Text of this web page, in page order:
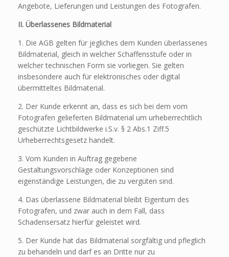
Angebote, Lieferungen und Leistungen des Fotografen.
II. Überlassenes Bildmaterial
1. Die AGB gelten für jegliches dem Kunden überlassenes
Bildmaterial, gleich in welcher Schaffensstufe oder in
welcher technischen Form sie vorliegen. Sie gelten
insbesondere auch für elektronisches oder digital
übermitteltes Bildmaterial.
2. Der Kunde erkennt an, dass es sich bei dem vom
Fotografen gelieferten Bildmaterial um urheberrechtlich
geschützte Lichtbildwerke i.S.v. § 2 Abs.1 Ziff.5
Urheberrechtsgesetz handelt.
3. Vom Kunden in Auftrag gegebene
Gestaltungsvorschläge oder Konzeptionen sind
eigenständige Leistungen, die zu vergüten sind.
4. Das überlassene Bildmaterial bleibt Eigentum des
Fotografen, und zwar auch in dem Fall, dass
Schadensersatz hierfür geleistet wird.
5. Der Kunde hat das Bildmaterial sorgfältig und pfleglich
zu behandeln und darf es an Dritte nur zu